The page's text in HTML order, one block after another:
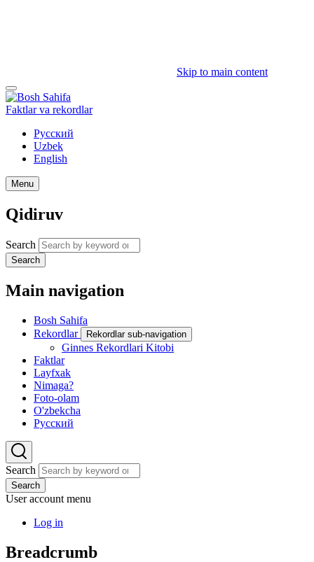
Skip to main content
Faktlar va rekordlar
Русский
Uzbek
English
Menu
Qidiruv
Search
Search
Main navigation
Bosh Sahifa
Rekordlar
Rekordlar sub-navigation
Ginnes Rekordlari Kitobi
Faktlar
Layfxak
Nimaga?
Foto-olam
O'zbekcha
Русский
Search
Search
User account menu
Log in
Breadcrumb